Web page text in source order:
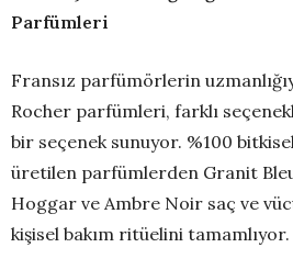
Parfümleri
Fransız parfümörlerin
Rocher parfümleri, farklı
bir seçenek sunuyor. %100
üretilen parfümlerden Granit
Hoggar ve Ambre Noir saç ve
kişisel bakım ritüelini tamamlıyor.